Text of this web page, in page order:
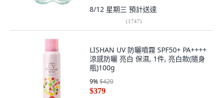
8/12 星期三 預計送達
(1747)
LISHAN UV 防曬噴霧 SPF50+ PA++++
涼感防曬 亮白 保濕, 1件, 亮白款(隨身
瓶)100g
9%$420
$379